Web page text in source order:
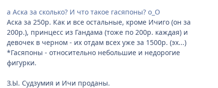
а Аска за сколько? И что такое гасяпоны? о_О
Аска за 250р. Как и все остальные, кроме Ичиго (он за
200р.), принцесс из Гандама (тоже по 200р. каждая) и
девочек в черном - их отдам всех уже за 1500р. (эх...)
*Гасяпоны - относительно небольшие и недорогие
фигурки.
З.Ы. Судзумия и Ичи проданы.